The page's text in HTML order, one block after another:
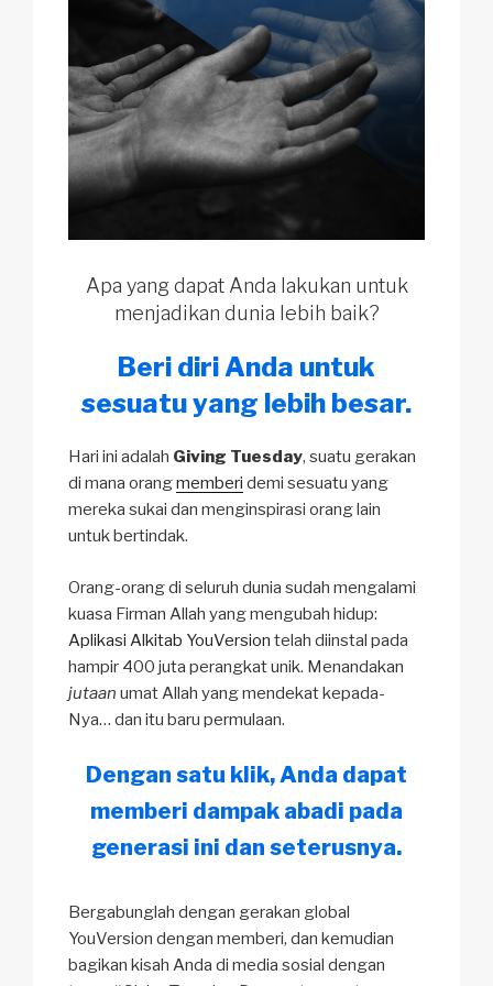
Apa yang dapat Anda lakukan untuk
menjadikan dunia lebih baik?
Beri diri Anda untuk
sesuatu yang lebih besar.
Hari ini adalah Giving Tuesday, suatu gerakan
di mana orangmemberi demi sesuatu yang
mereka sukai dan menginspirasi orang lain
untuk bertindak.
Orang-orang di seluruh dunia sudah mengalami
kuasa Firman Allah yang mengubah hidup:
Aplikasi Alkitab YouVersion telah diinstal pada
hampir 400 juta perangkat unik. Menandakan
jutaan umat Allah yang mendekat kepada-
Nya… dan itu baru permulaan.
Dengan satu klik, Anda dapat
memberi dampak abadi pada
generasi ini dan seterusnya.
Bergabunglah dengan gerakan global
YouVersion dengan memberi, dan kemudian
bagikan kisah Anda di media sosial dengan